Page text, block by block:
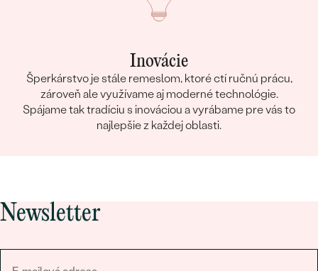
Inovácie
Šperkárstvo je stále remeslom, ktoré ctí ručnú prácu,
zároveň ale využívame aj moderné technológie.
Spájame tak tradíciu s inováciou a vyrábame pre vás to
najlepšie z každej oblasti.
Newsletter